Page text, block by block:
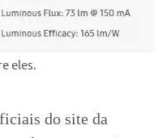
eles.
do site da